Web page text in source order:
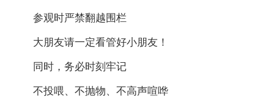
参观时严禁翻越围栏
大朋友请一定看管好小朋友！
同时，务必时刻牢记
不投喂、不抛物、不高声喧哗